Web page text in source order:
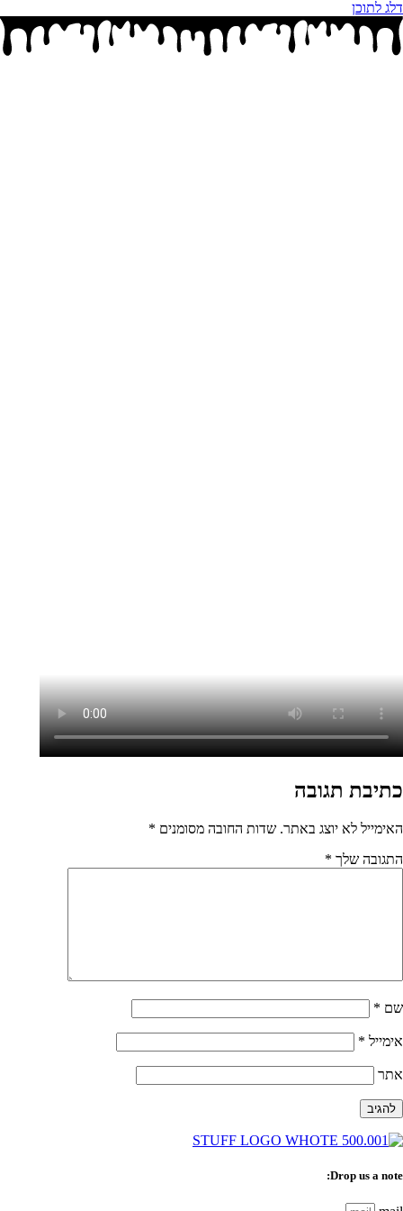
דלג לתוכן
כתיבת תגובה
האימייל לא יוצג באתר. שדות החובה מסומנים *
התגובה שלך *
שם *
אימייל *
אתר
Drop us a note: